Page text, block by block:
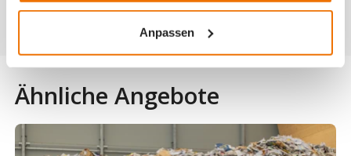
Anpassen
Dienstjubiläen!
Ähnliche Angebote